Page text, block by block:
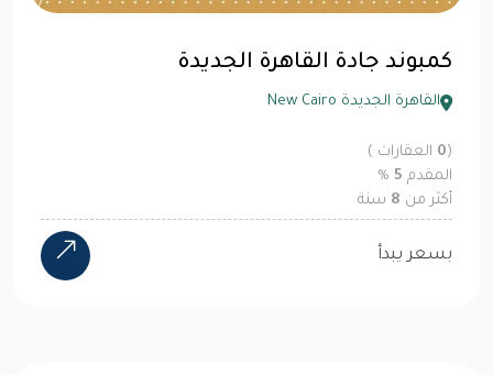
كمبوند جادة القاهرة الجديدة
القاهرة الجديدة New Cairo
(
0 العقارات )
المقدم 5
%
أكثر من 8 سنة
بسعر يبدأ